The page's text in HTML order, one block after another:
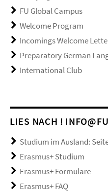
FU Global Campus
Welcome Program
Incomings Welcome
Preparatory German
International Club
LIES NACH ! INFO@FU
Studium im Ausland:
Erasmus+ Studium
Erasmus+ Formulare
Erasmus+ FAQ